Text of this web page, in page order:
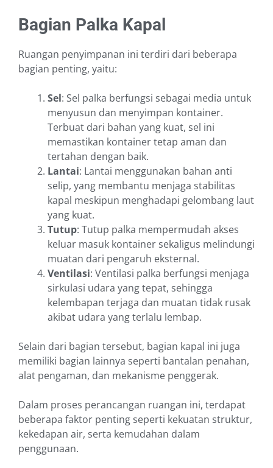
Bagian Palka Kapal
Ruangan penyimpanan ini terdiri dari beberapa
bagian penting, yaitu:
Sel: Sel palka berfungsi sebagai media untuk
menyusun dan menyimpan kontainer.
Terbuat dari bahan yang kuat, sel ini
memastikan kontainer tetap aman dan
tertahan dengan baik.
Lantai: Lantai menggunakan bahan anti
selip, yang membantu menjaga stabilitas
kapal meskipun menghadapi gelombang laut
yang kuat.
Tutup: Tutup palka mempermudah akses
keluar masuk kontainer sekaligus melindungi
muatan dari pengaruh eksternal.
Ventilasi: Ventilasi palka berfungsi menjaga
sirkulasi udara yang tepat, sehingga
kelembapan terjaga dan muatan tidak rusak
akibat udara yang terlalu lembap.
Selain dari bagian tersebut, bagian kapal ini juga
memiliki bagian lainnya seperti bantalan penahan,
alat pengaman, dan mekanisme penggerak.
Dalam proses perancangan ruangan ini, terdapat
beberapa faktor penting seperti kekuatan struktur,
kekedapan air, serta kemudahan dalam
penggunaan.